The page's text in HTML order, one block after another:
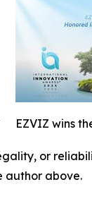
EZVIZ wins
or
author above.